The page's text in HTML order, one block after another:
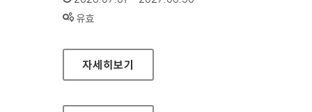
상태 :
유효
백제문화전당
자세히보기